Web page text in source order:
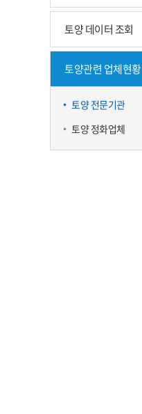
토양 데이터 조회
토양관련 업체현황
토양 전문기관
토양 정화업체